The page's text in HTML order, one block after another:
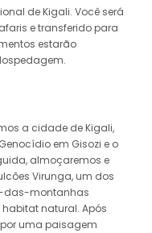
de Kigali. Você será
e transferido para
estarão
a cidade de Kigali,
em Gisozi e o
almoçaremos e
Virunga, um dos
das-montanhas
natural. Após
uma paisagem